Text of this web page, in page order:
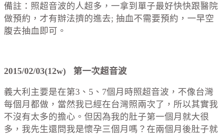
備註：照超音波的人超多，一拿到單子最好快快跟醫院
做預約，才有辦法擠的進去; 抽血不需要預約，一早空
腹去抽血即可。
2015/02/03(12w) 第一次超音波
義大利主要是在第3、5、7個月時照超音波，不像台灣
每個月都做，當然我已經在台灣照兩次了，所以其實我
不沒有太多的擔心。但因為我的肚子第一個月就大很
多，我先生還問我是懷孕三個月嗎？在兩個月後肚子就